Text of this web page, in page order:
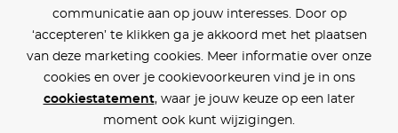
communicatie aan op jouw interesses. Door op
‘accepteren’ te klikken ga je akkoord met het plaatsen
van deze marketing cookies. Meer informatie over onze
cookies en over je cookievoorkeuren vind je in ons
cookiestatement, waar je jouw keuze op een later
moment ook kunt wijzigingen.
Over Pathé Thuis
Bioscopen
CVD